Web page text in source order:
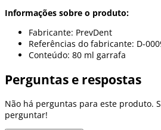
Informações sobre o produto:
Fabricante: PrevDent
Referências do fabricante: D-
Conteúdo: 80 ml garrafa
Perguntas e respostas
Não há perguntas para este produto.
perguntar!